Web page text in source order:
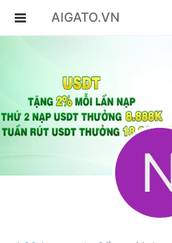
AIGATO.VN